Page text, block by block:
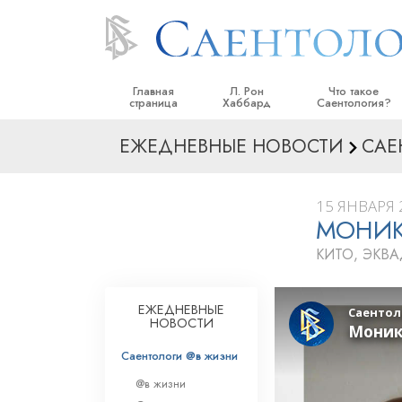
Главная
страница
Л. Рон
Хаббард
Что такое
Саентология?
Верования и
Что саентологи
Саентологии
Внутри церкви
Основные
ЕЖЕДНЕВНЫЕ НОВОСТИ
15 ЯНВАРЯ
КИТО,
ЕЖЕДНЕВНЫЕ
НОВОСТИ
Саентологи @в жизни
@в жизни